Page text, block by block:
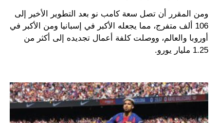
ومن المقرر أن تصل سعة كامب نو بعد التطوير الأخير إلى
106 ألف متفرج، مما يجعله الأكبر في إسبانيا ومن الأكبر في
أوروبا والعالم، ووصلت كلفة أعمال تجديده إلى أكثر من
1.25 مليار يورو.